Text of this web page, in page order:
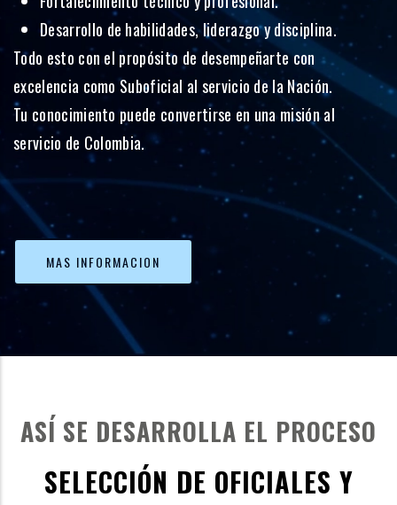
Desarrollo de habilidades, liderazgo y disciplina.
Todo esto con el propósito de desempeñarte con
excelencia como Suboficial al servicio de la Nación.
Tu conocimiento puede convertirse en una misión al
servicio de Colombia.
MAS INFORMACION
ASÍ SE DESARROLLA EL PROCESO
SELECCIÓN DE OFICIALES Y